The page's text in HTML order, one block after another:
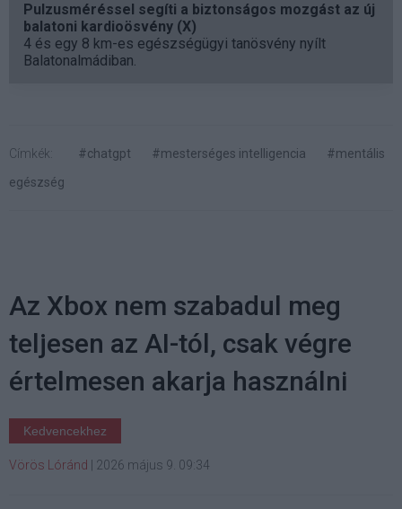
Pulzusméréssel segíti a biztonságos mozgást az új
balatoni kardioösvény (X)
4 és egy 8 km-es egészségügyi tanösvény nyílt
Balatonalmádiban.
Címkék: #chatgpt #mesterséges intelligencia
#mentális
egészség
Az Xbox nem szabadul meg
teljesen az AI-tól, csak végre
értelmesen akarja használni
Kedvencekhez
Vörös Lóránd 2026 május 9. 09:34